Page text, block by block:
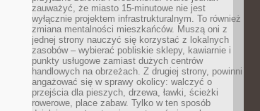
zauważyć, że miasto 15-minutowe nie jest
wyłącznie projektem infrastrukturalnym. To również
zmiana mentalności mieszkańców. Muszą oni z
jednej strony nauczyć się korzystać z lokalnych
zasobów – wybierać pobliskie sklepy, kawiarnie i
punkty usługowe zamiast dużych centrów
handlowych na obrzeżach. Z drugiej strony, powinni
angażować się w sprawy okolicy: walczyć o
przejścia dla pieszych, drzewa, ławki, ścieżki
rowerowe, place zabaw. Tylko w ten sposób